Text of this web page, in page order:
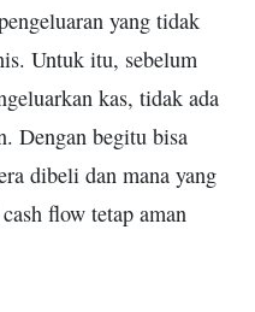
yang tidak
Untuk itu, sebelum
kas, tidak ada
Dengan begitu bisa
dibeli dan mana yang
flow tetap aman